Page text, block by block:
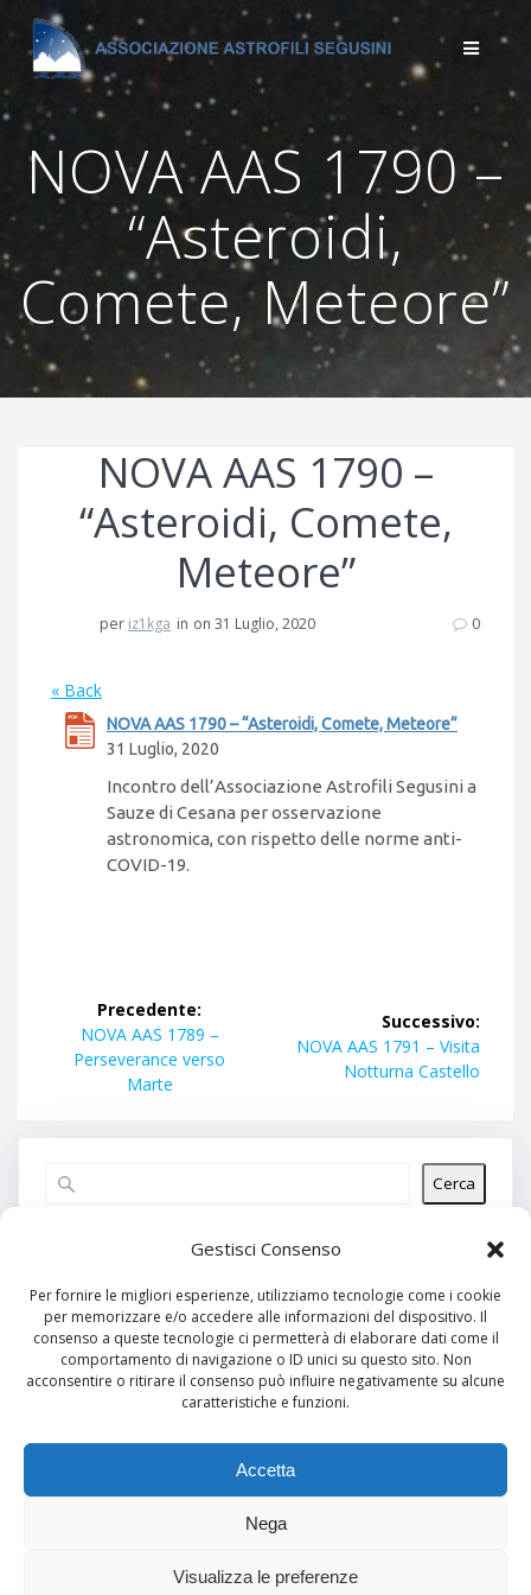
Gestisci Consenso
Per fornire le migliori esperienze, utilizziamo tecnologie come i cookie
per memorizzare e/o accedere alle informazioni del dispositivo. Il
consenso a queste tecnologie ci permetterà di elaborare dati come il
comportamento di navigazione o ID unici su questo sito. Non
acconsentire o ritirare il consenso può influire negativamente su alcune
caratteristiche e funzioni.
Accetta
Nega
Visualizza le preferenze
Salta
al
contenuto
NOVA AAS 1790 –
“Asteroidi,
Comete, Meteore”
NOVA AAS 1790 –
“Asteroidi, Comete,
Meteore”
per iz1kga in on 31 Luglio, 2020 0
« Back
NOVA AAS 1790 – “Asteroidi, Comete, Meteore”
31 Luglio, 2020
Incontro dell’Associazione Astrofili Segusini a
Sauze di Cesana per osservazione
astronomica, con rispetto delle norme anti-
COVID-19.
Navigazione
articoli
Precedente:
Articolo
precedente:
NOVA AAS 1789 –
Perseverance verso
Marte
Successivo:
Articolo
successivo:
NOVA AAS 1791 – Visita
Notturna Castello
Cerca
Articoli recenti
Commenti recenti
Nessun commento da mostrare.
Nessun archivio da mostrare.
Categorie
Nessuna categoria